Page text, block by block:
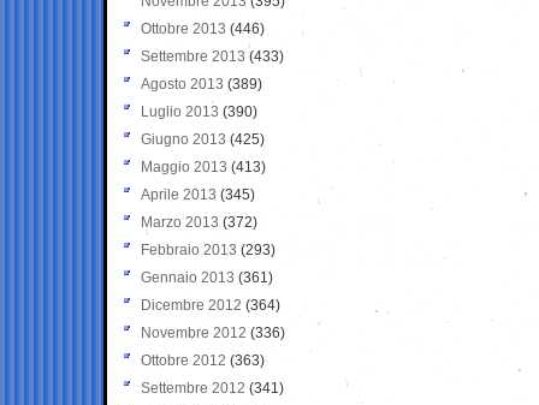
Ottobre 2013 (446)
Settembre 2013 (433)
Agosto 2013 (389)
Luglio 2013 (390)
Giugno 2013 (425)
Maggio 2013 (413)
Aprile 2013 (345)
Marzo 2013 (372)
Febbraio 2013 (293)
Gennaio 2013 (361)
Dicembre 2012 (364)
Novembre 2012 (336)
Ottobre 2012 (363)
Settembre 2012 (341)